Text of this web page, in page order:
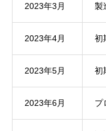
2023年3月 製
2023年4月 初
2023年5月 初
2023年6月 プ